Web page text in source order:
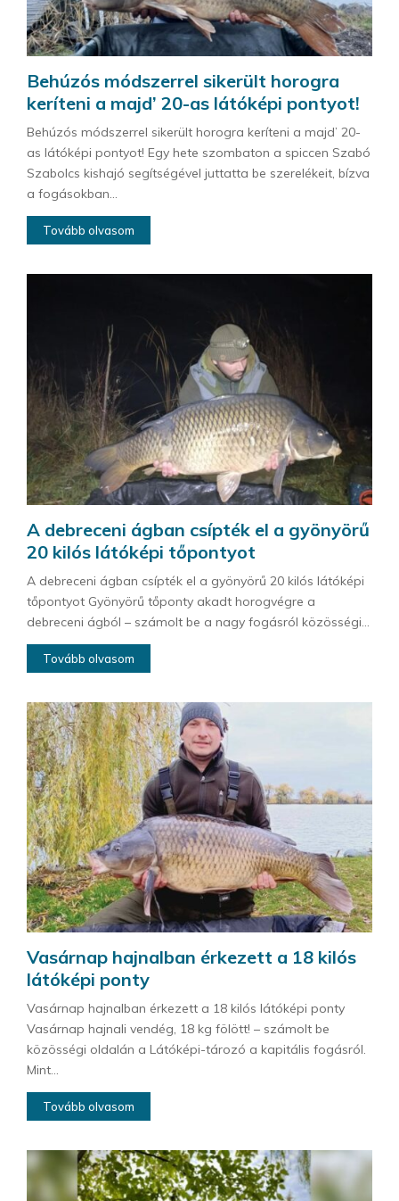
Behúzós módszerrel sikerült horogra
keríteni a majd’ 20-as látóképi pontyot!
Behúzós módszerrel sikerült horogra keríteni a majd’ 20-
as látóképi pontyot! Egy hete szombaton a spiccen Szabó
Szabolcs kishajó segítségével juttatta be szerelékeit, bízva
a fogásokban...
Tovább olvasom
A debreceni ágban csípték el a gyönyörű
20 kilós látóképi tőpontyot
A debreceni ágban csípték el a gyönyörű 20 kilós látóképi
tőpontyot Gyönyörű tőponty akadt horogvégre a
debreceni ágból – számolt be a nagy fogásról közösségi...
Tovább olvasom
Vasárnap hajnalban érkezett a 18 kilós
látóképi ponty
Vasárnap hajnalban érkezett a 18 kilós látóképi ponty
Vasárnap hajnali vendég, 18 kg fölött! – számolt be
közösségi oldalán a Látóképi-tározó a kapitális fogásról.
Mint...
Tovább olvasom